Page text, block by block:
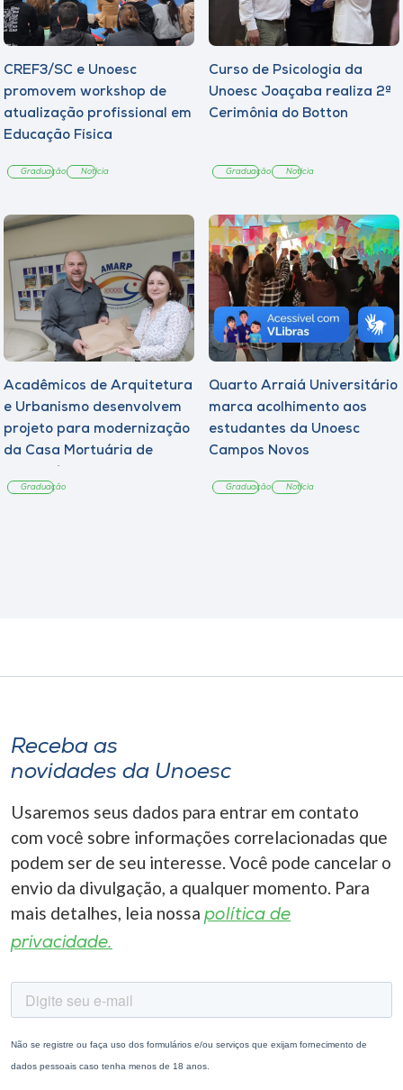
CREF3/SC e Unoesc
promovem workshop de
atualização profissional em
Educação Física
Graduação Notícia
Curso de Psicologia da
Unoesc Joaçaba realiza 2ª
Cerimônia do Botton
Graduação Notícia
Acadêmicos de Arquitetura
e Urbanismo desenvolvem
projeto para modernização
da Casa Mortuária de
Graduação
Quarto Arraiá Universitário
marca acolhimento aos
estudantes da Unoesc
Campos Novos
Graduação Notícia
Receba as
novidades da Unoesc
Usaremos seus dados para entrar em contato
com você sobre informações correlacionadas que
podem ser de seu interesse. Você pode cancelar o
envio da divulgação, a qualquer momento. Para
mais detalhes, leia nossa política de
privacidade.